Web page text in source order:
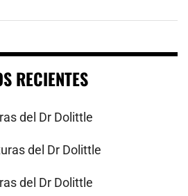
RECIENTES
del Dr Dolittle
del Dr Dolittle
del Dr Dolittle